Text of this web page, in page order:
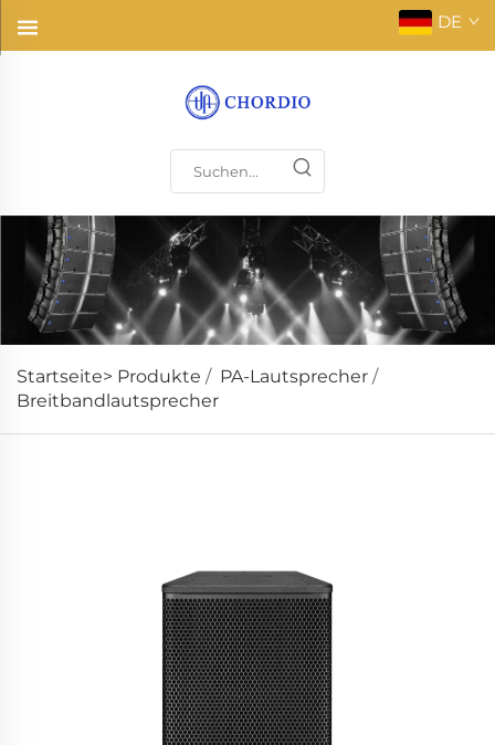
DE
Startseite> Produkte / PA-Lautsprecher /
Breitbandlautsprecher